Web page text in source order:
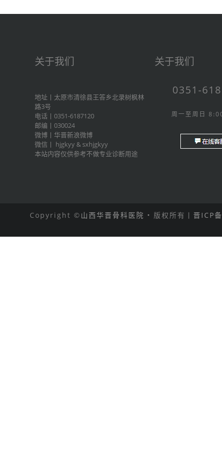
关于我们
地址丨太原市清徐县王答乡北录树枫林
路3号
电话丨0351-6187120
邮编丨030024
微博丨 华晋新浪微博
微信丨 hjgkyy & sxhjgkyy
本站内容仅供参考不做专业诊断用途
关于我们
0351-
周一至周日
Copyright © 山西华晋骨科医院 • 版权所有丨 晋ICP